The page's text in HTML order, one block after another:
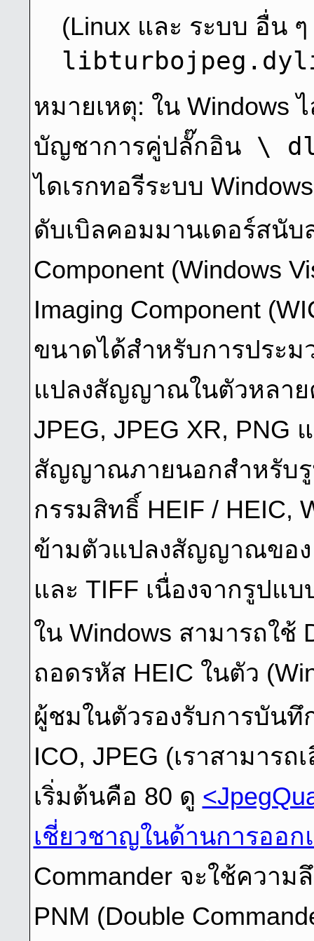
(Linux และ ระบบ อื่น
หมายเหตุ: ใน Windows
บัญชาการคู่ปลั๊กอิน \
ไดเรกทอรีระบบ Windows
ดับเบิลคอมมานเดอร์สนับ
Component (Windows
Imaging Component
ขนาดได้สำหรับการประ
แปลงสัญญาณในตัวหลาย
JPEG, JPEG XR, PNG
สัญญาณภายนอกสําหรับรู
กรรมสิทธิ์ HEIF / HEIC,
ข้ามตัวแปลงสัญญาณของ
และ TIFF เนื่องจากรูปแ
ใน Windows สามารถใช้
ถอดรหัส HEIC ในตัว
ผู้ชมในตัวรองรับการบันทึ
ICO, JPEG (เราสามาร
เริ่มต้นคือ 80 ดู
เชี่ยวชาญในด้านการออ
Commander จะใช้ควา
PNM (Double